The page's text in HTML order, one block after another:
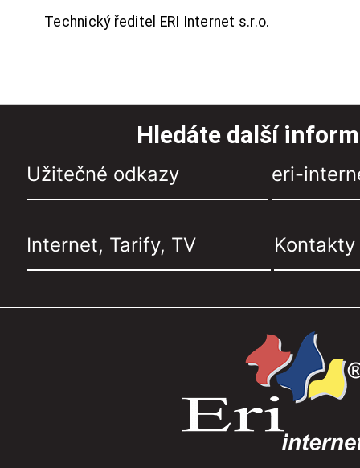
Technický ředitel ERI Internet s.r.o.
Hledáte další
Užitečné odkazy eri-
Internet, Tarify, TV Kontakty